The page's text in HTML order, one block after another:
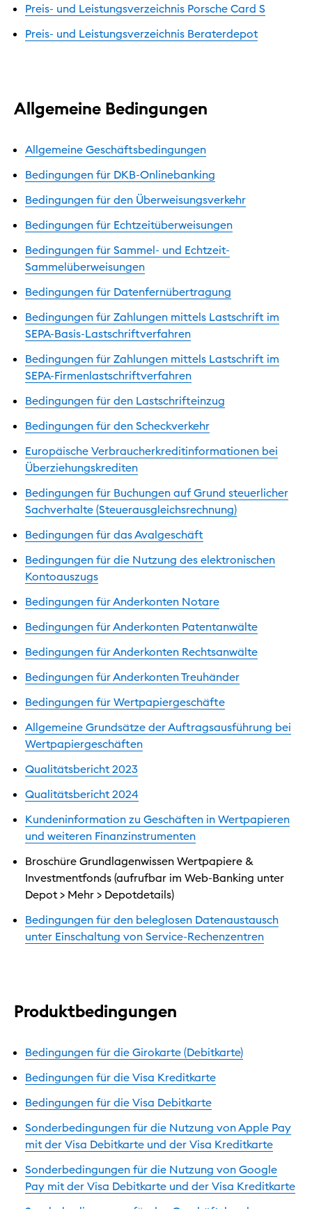
Preis- und Leistungsverzeichnis Porsche Card S
Preis- und Leistungsverzeichnis Beraterdepot
Allgemeine Bedingungen
Allgemeine Geschäftsbedingungen
Bedingungen für DKB-Onlinebanking
Bedingungen für den Überweisungsverkehr
Bedingungen für Echtzeitüberweisungen
Bedingungen für Sammel- und Echtzeit-
Sammelüberweisungen
Bedingungen für Datenfernübertragung
Bedingungen für Zahlungen mittels Lastschrift im
SEPA-Basis-Lastschriftverfahren
Bedingungen für Zahlungen mittels Lastschrift im
SEPA-Firmenlastschriftverfahren
Bedingungen für den Lastschrifteinzug
Bedingungen für den Scheckverkehr
Europäische Verbraucherkreditinformationen bei
Überziehungskrediten
Bedingungen für Buchungen auf Grund steuerlicher
Sachverhalte (Steuerausgleichsrechnung)
Bedingungen für das Avalgeschäft
Bedingungen für die Nutzung des elektronischen
Kontoauszugs
Bedingungen für Anderkonten Notare
Bedingungen für Anderkonten Patentanwälte
Bedingungen für Anderkonten Rechtsanwälte
Bedingungen für Anderkonten Treuhänder
Bedingungen für Wertpapiergeschäfte
Allgemeine Grundsätze der Auftragsausführung bei
Wertpapiergeschäften
Qualitätsbericht 2023
Qualitätsbericht 2024
Kundeninformation zu Geschäften in Wertpapieren
und weiteren Finanzinstrumenten
Broschüre Grundlagenwissen Wertpapiere &
Investmentfonds (aufrufbar im Web-Banking unter
Depot > Mehr > Depotdetails)
Bedingungen für den beleglosen Datenaustausch
unter Einschaltung von Service-Rechenzentren
Produktbedingungen
Bedingungen für die Girokarte (Debitkarte)
Bedingungen für die Visa Kreditkarte
Bedingungen für die Visa Debitkarte
Sonderbedingungen für die Nutzung von Apple Pay
mit der Visa Debitkarte und der Visa Kreditkarte
Sonderbedingungen für die Nutzung von Google
Pay mit der Visa Debitkarte und der Visa Kreditkarte